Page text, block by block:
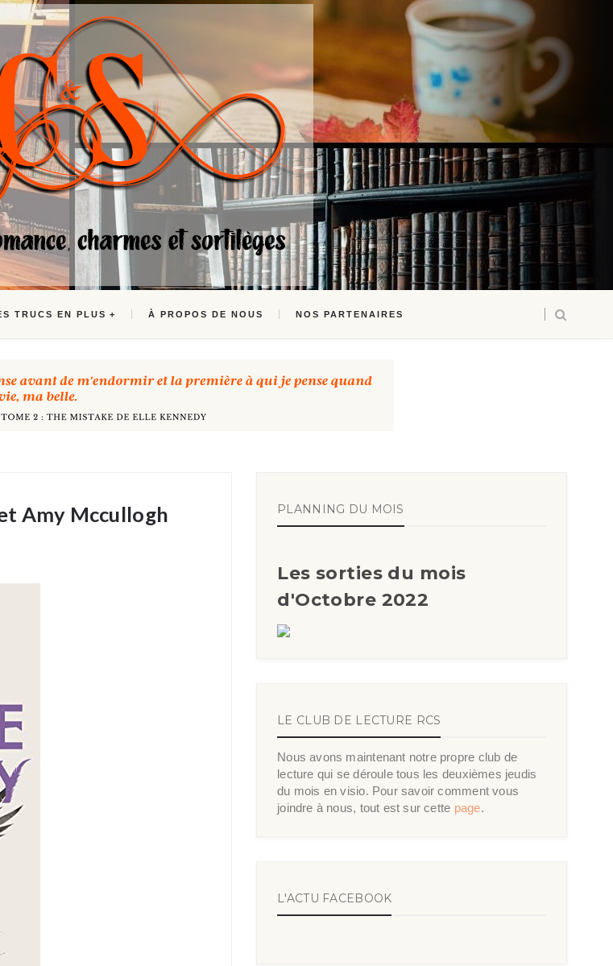
TRUCS EN PLUS À PROPOS DE NOUS NOS PARTENAIRES
Amy Mccullogh PLANNING DU MOIS
Les sorties du mois
d'Octobre 2022
LE CLUB DE LECTURE RCS
Nous avons maintenant notre propre club de
lecture qui se déroule tous les deuxièmes jeudis
du mois en visio. Pour savoir comment vous
joindre à nous, tout est sur cette page.
L'ACTU FACEBOOK